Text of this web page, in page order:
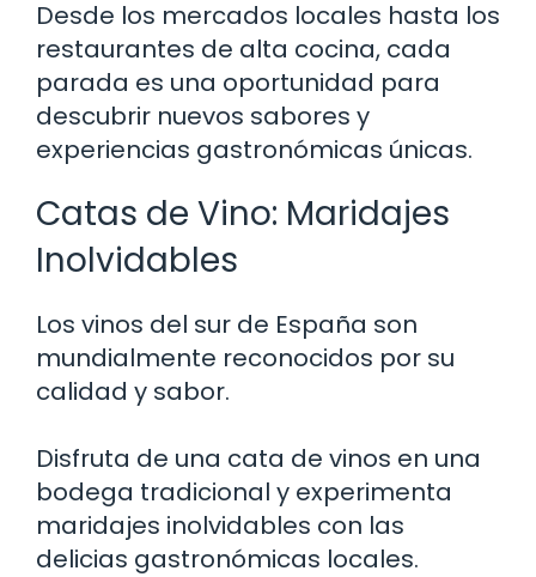
Desde los mercados locales hasta los
restaurantes de alta cocina, cada
parada es una oportunidad para
descubrir nuevos sabores y
experiencias gastronómicas únicas.
Catas de Vino: Maridajes
Inolvidables
Los vinos del sur de España son
mundialmente reconocidos por su
calidad y sabor.
Disfruta de una cata de vinos en una
bodega tradicional y experimenta
maridajes inolvidables con las
delicias gastronómicas locales.